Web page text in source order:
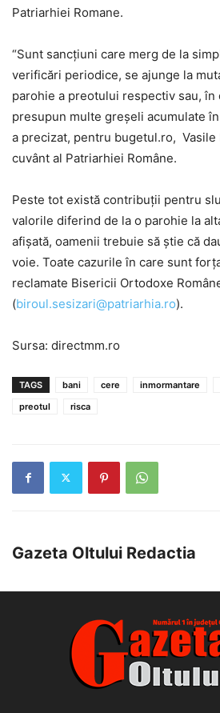
Patriarhiei Romane.
“Sunt sancţiuni care merg de la
verificări periodice, se ajunge la
parohie a preotului respectiv sau,
presupun multe greşeli acumulate
a precizat, pentru bugetul.ro, Vasile
cuvânt al Patriarhiei Române.
Peste tot există contribuţii pentru
valorile diferind de la o parohie la
afişată, oamenii trebuie să ştie că
voie. Toate cazurile în care sunt
reclamate Bisericii Ortodoxe
(biroul.sesizari@patriarhia.ro).
Sursa: directmm.ro
TAGS bani cere inmormantare
preotul
risca
Gazeta Oltului Redactia